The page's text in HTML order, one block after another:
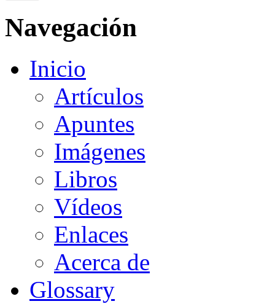
Navegación
Inicio
Artículos
Apuntes
Imágenes
Libros
Vídeos
Enlaces
Acerca de
Glossary